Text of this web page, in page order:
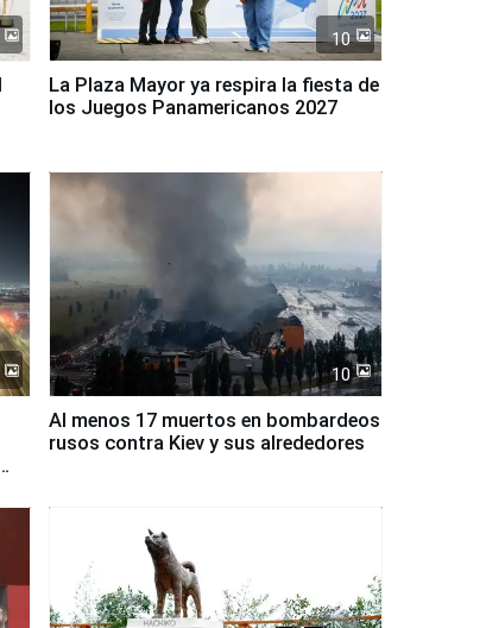
10
La Plaza Mayor ya respira la fiesta de
los Juegos Panamericanos 2027
10
Al menos 17 muertos en bombardeos
rusos contra Kiev y sus alrededores